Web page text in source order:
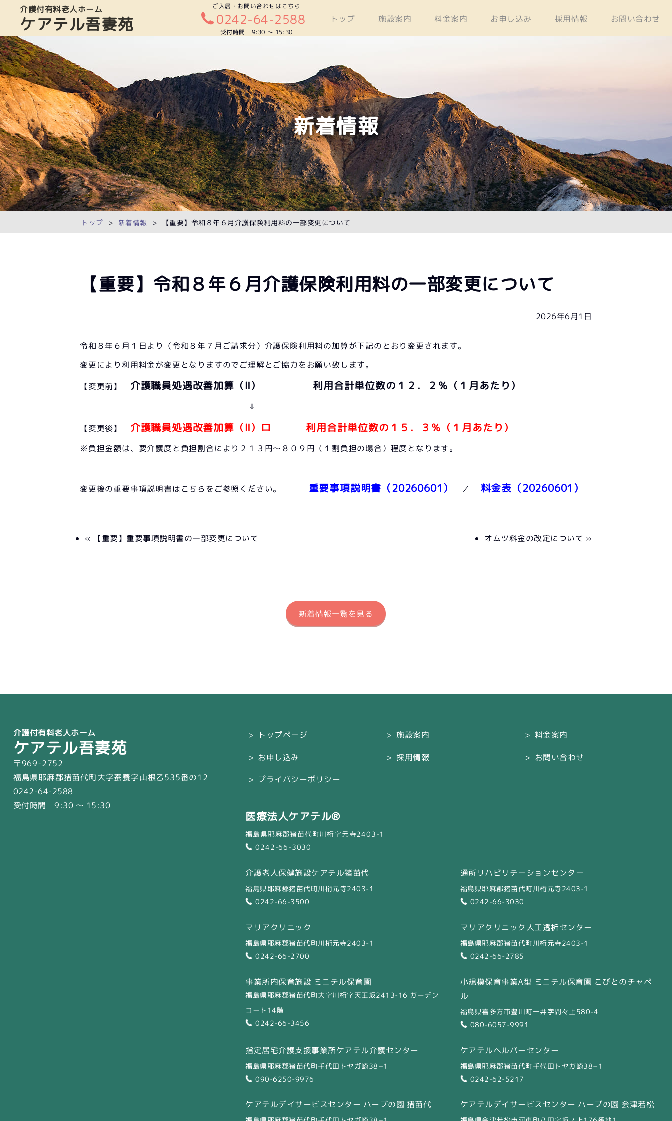
介護付有料老人ホーム
ケアテル吾妻苑
ご入居・お問い合わせはこちら
0242-64-2588
受付時間 9:30 〜 15:30
トップ 施設案内 料金案内 お申し込み 採用情報 お問い合わせ
新着情報
トップ 新着情報 【重要】令和８年６月介護保険利用料の一部変更について
【重要】令和８年６月介護保険利用料の一部変更について
2026年6月1日
令和８年６月１日より（令和８年７月ご請求分）介護保険利用料の加算が下記のとおり変更されます。
変更により利用料金が変更となりますのでご理解とご協力をお願い致します。
【変更前】 介護職員処遇改善加算（Ⅱ） 利用合計単位数の１２．２％（１月あたり）
⇓
【変更後】 介護職員処遇改善加算（Ⅱ）ロ 利用合計単位数の１５．３％（１月あたり）
※負担金額は、要介護度と負担割合により２１３円～８０９円（１割負担の場合）程度となります。
変更後の重要事項説明書はこちらをご参照ください。 重要事項説明書（20260601） ／ 料金表（20260601）
« 【重要】重要事項説明書の一部変更について オムツ料金の改定について »
新着情報一覧を見る
介護付有料老人ホーム
ケアテル吾妻苑
〒969-2752
福島県耶麻郡猪苗代町大字蚕養字山根乙535番の12
0242-64-2588
受付時間 9:30 〜 15:30
トップページ 施設案内 料金案内
お申し込み 採用情報 お問い合わせ
プライバシーポリシー
医療法人ケアテル®
福島県耶麻郡猪苗代町川桁字元寺2403-1
0242-66-3030
介護老人保健施設ケアテル猪苗代
福島県耶麻郡猪苗代町川桁元寺2403-1
0242-66-3500
通所リハビリテーションセンター
福島県耶麻郡猪苗代町川桁元寺2403-1
0242-66-3030
マリアクリニック
福島県耶麻郡猪苗代町川桁元寺2403-1
0242-66-2700
マリアクリニック人工透析センター
福島県耶麻郡猪苗代町川桁元寺2403-1
0242-66-2785
事業所内保育施設 ミニテル保育園
福島県耶麻郡猪苗代町大字川桁字天王坂2413-16 ガーデン
コート14階
0242-66-3456
小規模保育事業A型 ミニテル保育園 こびとのチャペ
ル
福島県喜多方市豊川町一井字間々上580-4
080-6057-9991
指定居宅介護支援事業所ケアテル介護センター
福島県耶麻郡猪苗代町千代田トヤガ崎38−1
090-6250-9976
ケアテルヘルパーセンター
福島県耶麻郡猪苗代町千代田トヤガ崎38−1
0242-62-5217
ケアテルデイサービスセンター ハーブの園 猪苗代 ケアテルデイサービスセンター ハーブの園 会津若松